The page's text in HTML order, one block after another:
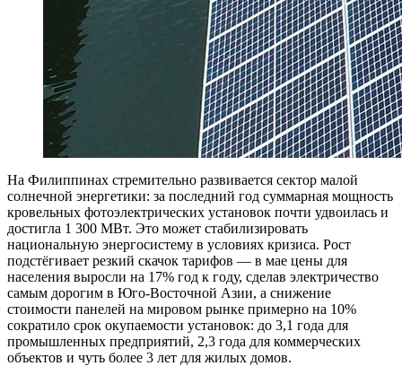
На Филиппинах стремительно развивается сектор малой
солнечной энергетики: за последний год суммарная мощность
кровельных фотоэлектрических установок почти удвоилась и
достигла 1 300 МВт. Это может стабилизировать
национальную энергосистему в условиях кризиса. Рост
подстёгивает резкий скачок тарифов — в мае цены для
населения выросли на 17% год к году, сделав электричество
самым дорогим в Юго‑Восточной Азии, а снижение
стоимости панелей на мировом рынке примерно на 10%
сократило срок окупаемости установок: до 3,1 года для
промышленных предприятий, 2,3 года для коммерческих
объектов и чуть более 3 лет для жилых домов.